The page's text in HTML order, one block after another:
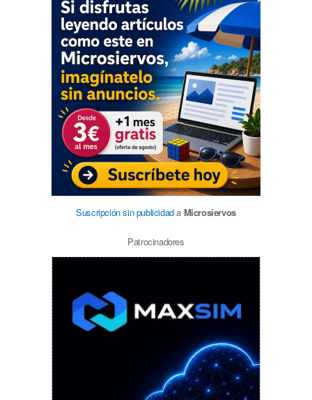
Suscripción sin publicidada Microsiervos
Patrocinadores